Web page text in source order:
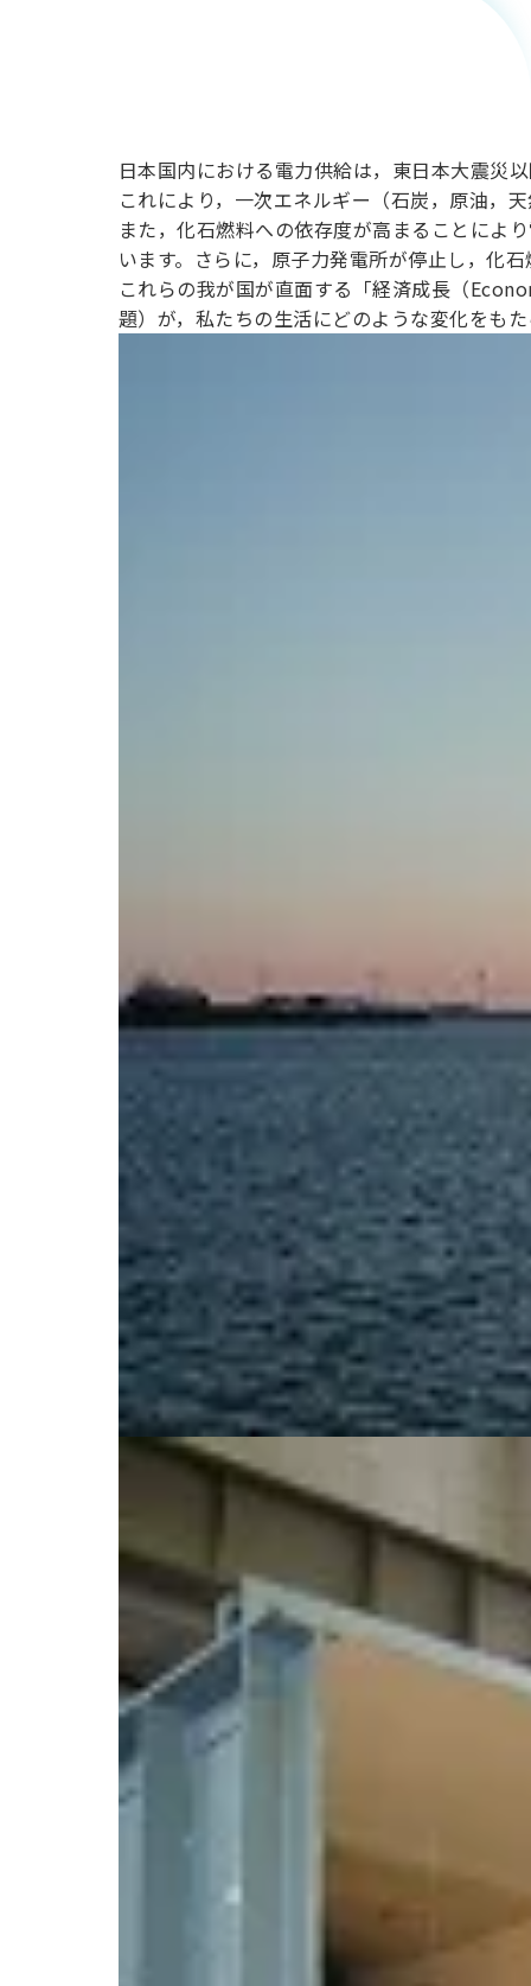
日本国内における電力供給は，東日本大震災
これにより，一次エネルギー（石炭，原油，
また，化石燃料への依存度が高まることによ
います。さらに，原子力発電所が停止し，化
これらの我が国が直面する「経済成長（
題）が，私たちの生活にどのような変化をも